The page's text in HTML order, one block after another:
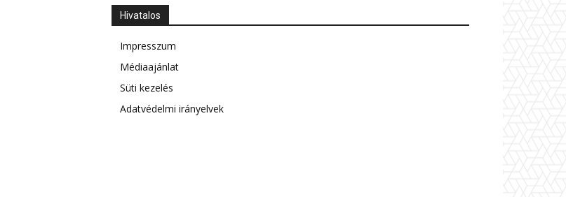
Hivatalos
Impresszum
Médiaajánlat
Süti kezelés
Adatvédelmi irányelvek